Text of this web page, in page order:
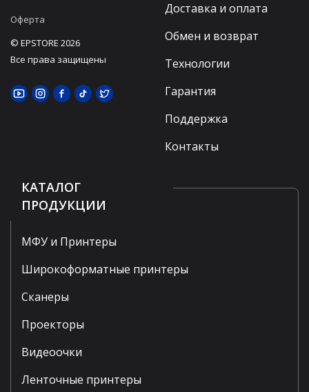
Оферта
© EPSTORE 2026
Все права защищены
Доставка и оплата
Обмен и возврат
Технологии
Гарантия
Поддержка
Контакты
КАТАЛОГ
ПРОДУКЦИИ
МФУ и Принтеры
Широкоформатные принтеры
Сканеры
Проекторы
Видеоочки
Ленточные принтеры